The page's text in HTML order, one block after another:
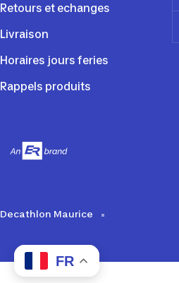
Retours et echanges
Livraison
Horaires jours feries
Rappels produits
Decathlon Maurice
FR